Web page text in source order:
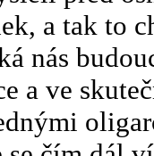
a tak to
nás
a ve